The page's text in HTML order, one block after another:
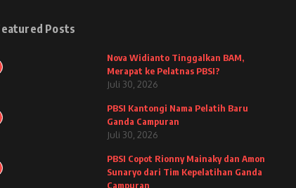
Posts
Nova Widianto Tinggalkan BAM,
Merapat ke Pelatnas PBSI?
Juli 30, 2026
PBSI Kantongi Nama Pelatih Baru
Ganda Campuran
Juli 30, 2026
PBSI Copot Rionny Mainaky dan Amon
Sunaryo dari Tim Kepelatihan Ganda
Campuran